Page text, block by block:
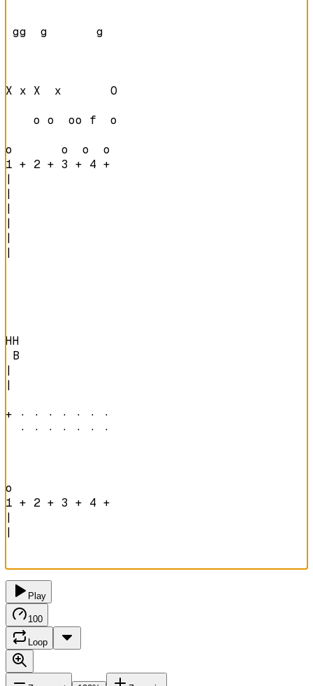
gg  g       g
X x X  x       O
    o o  oo f  o
o       o  o  o
1 + 2 + 3 + 4 +
|
|
|
|
|
|
HH
B
|
|
+ · · · · · · ·
  · · · · · · ·
o
1 + 2 + 3 + 4 +
|
|
Play
100
Loop